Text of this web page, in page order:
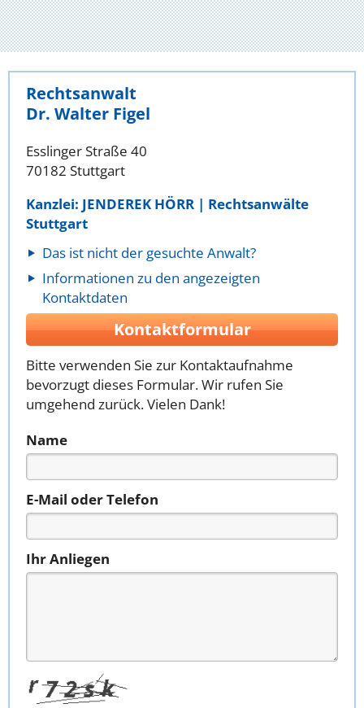
Rechtsanwalt
Dr. Walter Figel
Esslinger Straße 40
70182 Stuttgart
Kanzlei: JENDEREK HÖRR | Rechtsanwälte
Stuttgart
Das ist nicht der gesuchte Anwalt?
Informationen zu den angezeigten
Kontaktdaten
Kontaktformular
Bitte verwenden Sie zur Kontaktaufnahme
bevorzugt dieses Formular. Wir rufen Sie
umgehend zurück. Vielen Dank!
Name
E-Mail oder Telefon
Ihr Anliegen